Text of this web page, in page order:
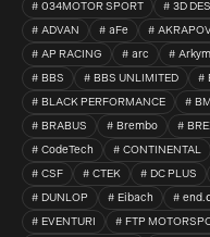
034MOTOR SPORT 3D
ADVAN
aFe
AP RACING
arc Arkym
BBS
BBS UNLIMITED
BLACK PERFORMANCE
BRABUS
Brembo
CodeTech
CONTINENTAL
CSF
CTEK DC PLUS
DUNLOP
Eibach end.
EVENTURI
FTP